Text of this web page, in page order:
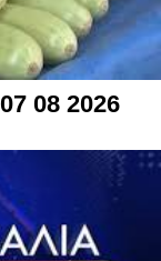
08 2026